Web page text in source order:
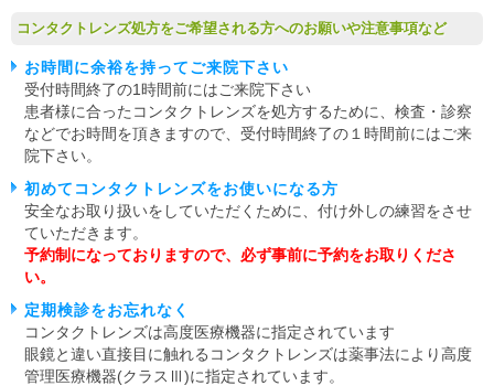
コンタクトレンズ処方をご希望される方へのお願いや注意事項など
お時間に余裕を持ってご来院下さい
受付時間終了の1時間前にはご来院下さい
患者様に合ったコンタクトレンズを処方するために、検査・診察
などでお時間を頂きますので、受付時間終了の１時間前にはご来
院下さい。
初めてコンタクトレンズをお使いになる方
安全なお取り扱いをしていただくために、付け外しの練習をさせ
ていただきます。
予約制になっておりますので、必ず事前に予約をお取りくださ
い。
定期検診をお忘れなく
コンタクトレンズは高度医療機器に指定されています
眼鏡と違い直接目に触れるコンタクトレンズは薬事法により高度
管理医療機器(クラスⅢ)に指定されています。